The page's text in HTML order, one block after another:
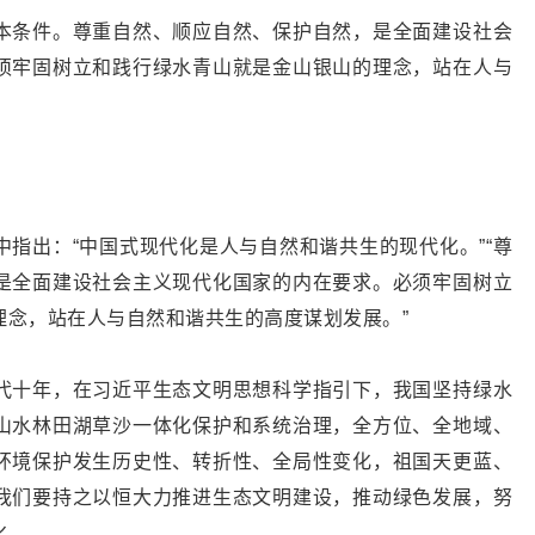
条件。尊重自然、顺应自然、保护自然，是全面建设社会
牢固树立和践行绿水青山就是金山银山的理念，站在人与
出：“中国式现代化是人与自然和谐共生的现代化。”“尊
全面建设社会主义现代化国家的内在要求。必须牢固树立
，站在人与自然和谐共生的高度谋划发展。”
十年，在习近平生态文明思想科学指引下，我国坚持绿水
林田湖草沙一体化保护和系统治理，全方位、全地域、
保护发生历史性、转折性、全局性变化，祖国天更蓝、
们要持之以恒大力推进生态文明建设，推动绿色发展，努